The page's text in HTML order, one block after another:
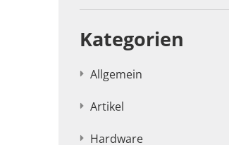
Kategorien
Allgemein
Artikel
Hardware